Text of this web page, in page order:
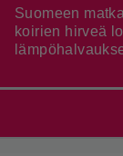
Suomeen
koirien hirveä